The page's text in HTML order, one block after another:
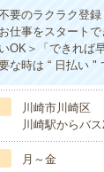
要のラクラク登
仕事をスタート
OK＞「できれば
な時は “ 日払い "
川崎市川崎区
川崎駅からバ
月～金